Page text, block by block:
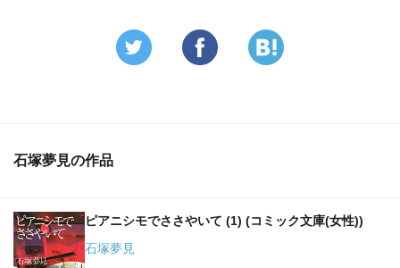
石塚夢見の作品
ピアニシモでささやいて (1) (コミック文庫(女性))
石塚夢見